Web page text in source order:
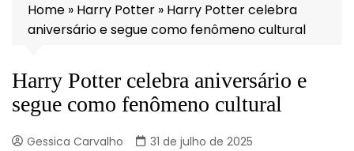
Home » Harry Potter » Harry Potter celebra
aniversário e segue como fenômeno cultural
Harry Potter celebra aniversário e
segue como fenômeno cultural
Gessica Carvalho
31 de julho de 2025